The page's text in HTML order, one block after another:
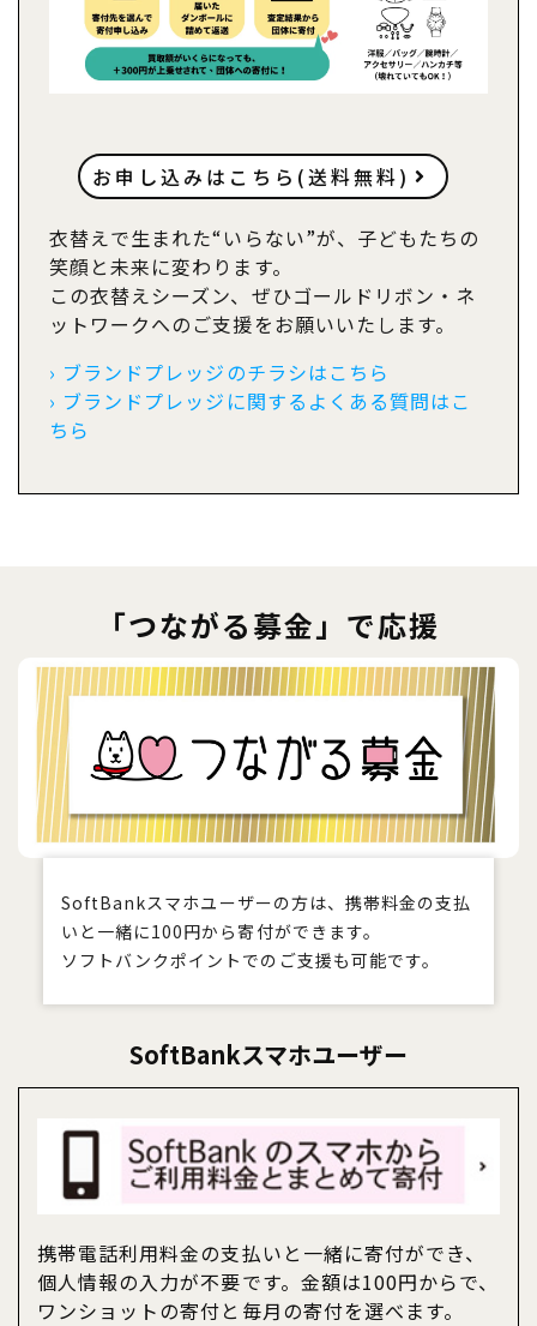
お申し込みはこちら(送料無料)
衣替えで生まれた“いらない”が、子どもたちの
笑顔と未来に変わります。
この衣替えシーズン、ぜひゴールドリボン・ネ
ットワークへのご支援をお願いいたします。
› ブランドプレッジのチラシはこちら
› ブランドプレッジに関するよくある質問はこ
ちら
「つながる募金」で応援
SoftBankスマホユーザーの方は、携帯料金の支払
いと一緒に100円から寄付ができます。
ソフトバンクポイントでのご支援も可能です。
SoftBankスマホユーザー
携帯電話利用料金の支払いと一緒に寄付ができ、
個人情報の入力が不要です。金額は100円からで、
ワンショットの寄付と毎月の寄付を選べます。